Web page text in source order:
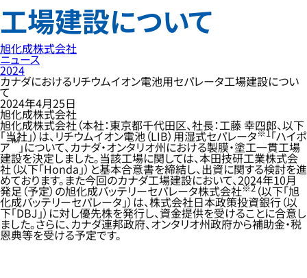
工場建設について
旭化成株式会社
ニュース
2024
カナダにおけるリチウムイオン電池用セパレータ工場建設につい
て
2024年4月25日
旭化成株式会社
旭化成株式会社（本社：東京都千代田区、社長：工藤 幸四郎、以下
「当社」）は、リチウムイオン電池（LIB）用湿式セパレータ※1「ハイポ
ア™」について、カナダ・オンタリオ州における製膜・塗工一貫工場
建設を決定しました。当該工場に関しては、本田技研工業株式会
社（以下「Honda」）と基本合意書を締結し、出資に関する検討を進
めております。また今回のカナダ工場建設において、2024年10月
発足（予定）の旭化成バッテリーセパレータ株式会社※2 （以下「旭
化成バッテリーセパレータ」）は、株式会社日本政策投資銀行（以
下「DBJ」）に対し優先株を発行し、資金提供を受けることに合意し
ました。さらに、カナダ連邦政府、オンタリオ州政府から補助金・税
恩典等を受ける予定です。